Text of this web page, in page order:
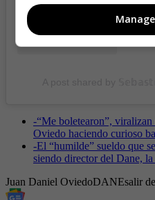
-“Me boletearon”,
Oviedo haciendo curioso
-El “humilde” sueldo que
siendo director del Dane,
Juan Daniel OviedoDANEsalir